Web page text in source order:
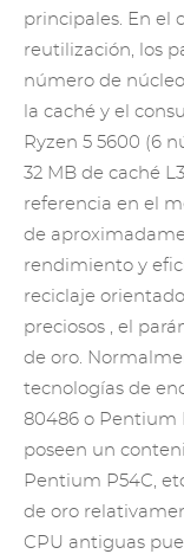
principales. En el
reutilización, los
número de
la caché y el
Ryzen 5 5600 (6
32 MB de caché
referencia en el
de
rendimiento y
reciclaje
preciosos , el
de oro.
tecnologías de
80486 o Pentium
poseen un
Pentium P54C,
de oro
CPU antiguas